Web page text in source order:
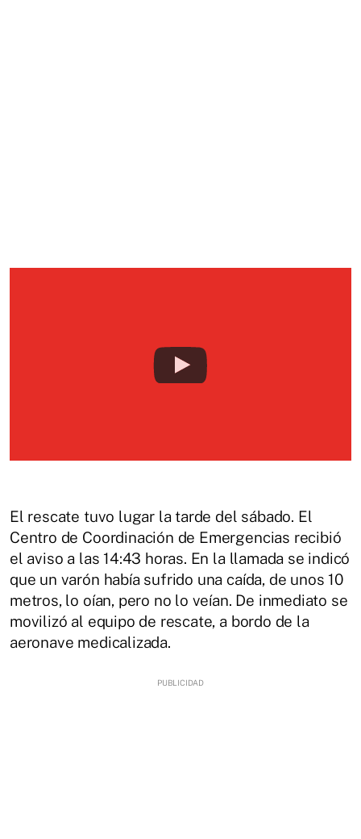
El rescate tuvo lugar la tarde del sábado. El
Centro de Coordinación de Emergencias recibió
el aviso a las 14:43 horas. En la llamada se indicó
que un varón había sufrido una caída, de unos 10
metros, lo oían, pero no lo veían. De inmediato se
movilizó al equipo de rescate, a bordo de la
aeronave medicalizada.